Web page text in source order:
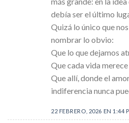
debía ser el último
Quizá lo único que
nombrar lo obvio:
Que lo que dejamos
Que cada vida
Que allí, donde el
indiferencia nunca
22 FEBRERO, 2026 EN 1:44